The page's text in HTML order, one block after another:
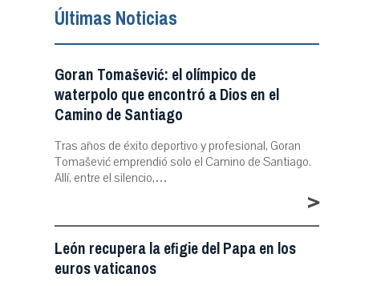
Últimas Noticias
Goran Tomašević: el olímpico de
waterpolo que encontró a Dios en el
Camino de Santiago
Tras años de éxito deportivo y profesional, Goran
Tomašević emprendió solo el Camino de Santiago.
Allí, entre el silencio,…
>
León recupera la efigie del Papa en los
euros vaticanos